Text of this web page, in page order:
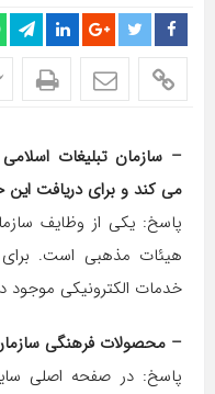
– سازمان تبلیغات
می کند و برای دریافت این
پاسخ: یکی از وظایف
هیئات مذهبی است.
خدمات الکترونیکی
– محصولات فرهنگی
پاسخ: در صفحه اصلی